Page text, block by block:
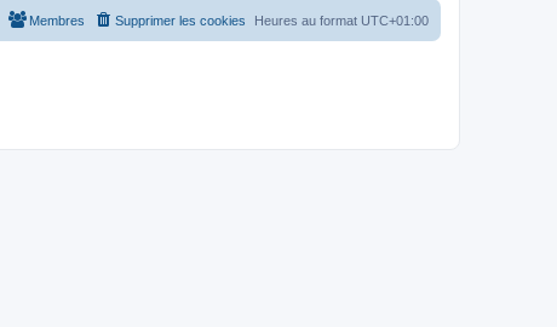
Heures au format UTC+01:00
Supprimer les cookies
Membres